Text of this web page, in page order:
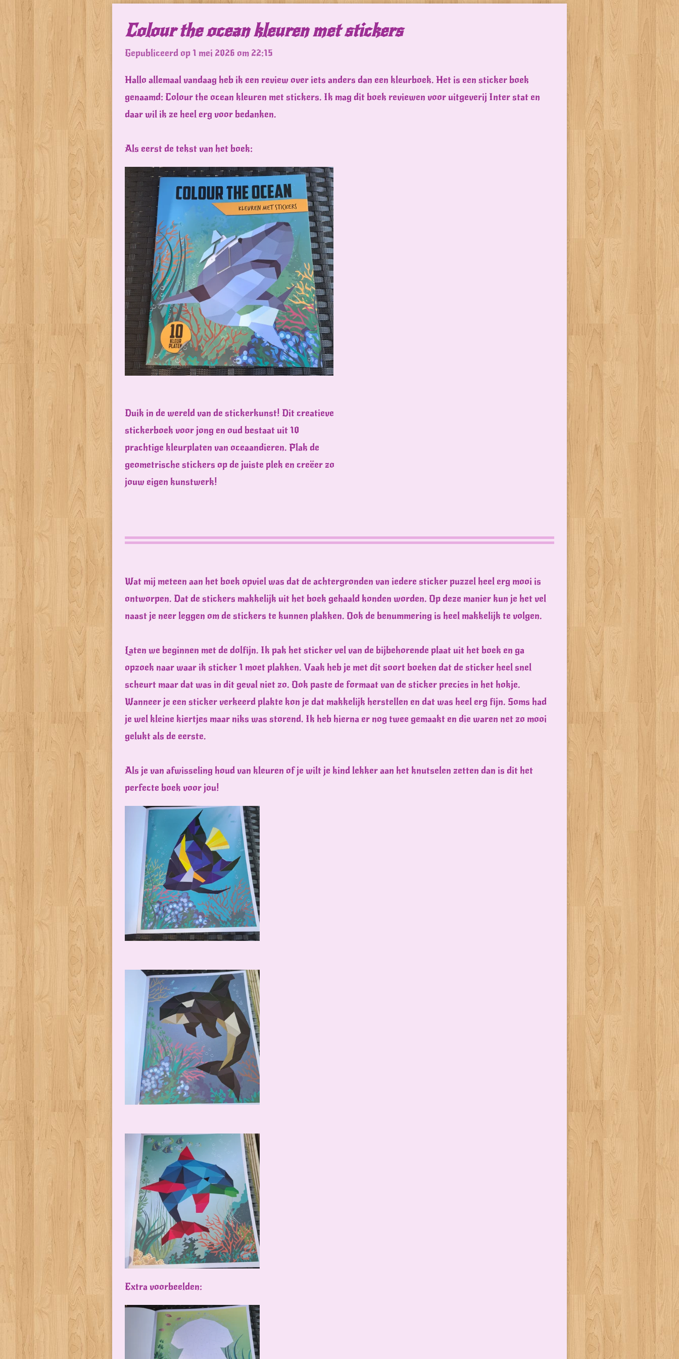
Colour the ocean kleuren met stickers
Gepubliceerd op 1 mei 2026 om 22:15
Hallo allemaal vandaag heb ik een review over iets anders dan een kleurboek. Het is een sticker boek
genaamd: Colour the ocean kleuren met stickers. Ik mag dit boek reviewen voor uitgeverij Inter stat en
daar wil ik ze heel erg voor bedanken.
Als eerst de tekst van het boek:
Duik in de wereld van de stickerkunst! Dit creatieve
stickerboek voor jong en oud bestaat uit 10
prachtige kleurplaten van oceaandieren. Plak de
geometrische stickers op de juiste plek en creëer zo
jouw eigen kunstwerk!
Wat mij meteen aan het boek opviel was dat de achtergronden van iedere sticker puzzel heel erg mooi is
ontworpen. Dat de stickers makkelijk uit het boek gehaald konden worden. Op deze manier kun je het vel
naast je neer leggen om de stickers te kunnen plakken. Ook de benummering is heel makkelijk te volgen.
Laten we beginnen met de dolfijn. Ik pak het sticker vel van de bijbehorende plaat uit het boek en ga
opzoek naar waar ik sticker 1 moet plakken. Vaak heb je met dit soort boeken dat de sticker heel snel
scheurt maar dat was in dit geval niet zo. Ook paste de formaat van de sticker precies in het hokje.
Wanneer je een sticker verkeerd plakte kon je dat makkelijk herstellen en dat was heel erg fijn. Soms had
je wel kleine kiertjes maar niks was storend. Ik heb hierna er nog twee gemaakt en die waren net zo mooi
gelukt als de eerste.
Als je van afwisseling houd van kleuren of je wilt je kind lekker aan het knutselen zetten dan is dit het
perfecte boek voor jou!
Extra voorbeelden: